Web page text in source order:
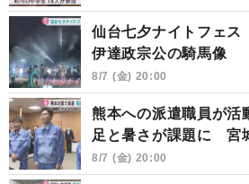
仙台七夕ナイトフェ
伊達政宗公の騎馬像
8/7 (金) 20:00
熊本への派遣職員が
足と暑さが課題に 宮
8/7 (金) 20:00